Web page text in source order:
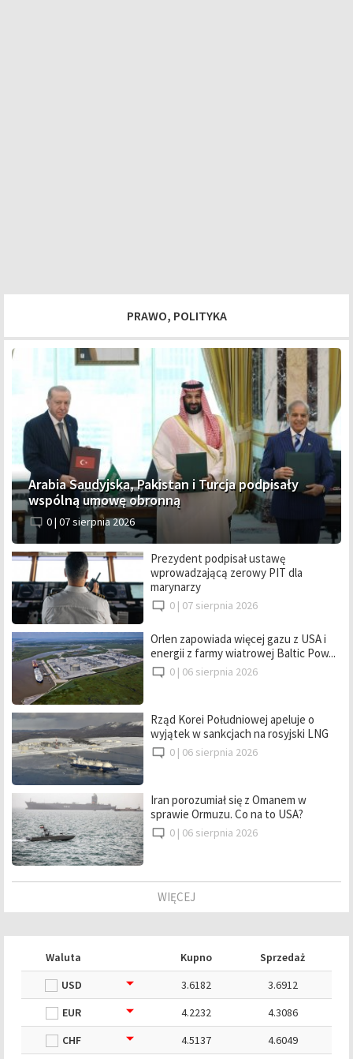
PRAWO, POLITYKA
Arabia Saudyjska, Pakistan i Turcja podpisały
wspólną umowę obronną
0 | 07 sierpnia 2026
Prezydent podpisał ustawę
wprowadzającą zerowy PIT dla
marynarzy
0 | 07 sierpnia 2026
Orlen zapowiada więcej gazu z USA i
energii z farmy wiatrowej Baltic Pow...
0 | 06 sierpnia 2026
Rząd Korei Południowej apeluje o
wyjątek w sankcjach na rosyjski LNG
0 | 06 sierpnia 2026
Iran porozumiał się z Omanem w
sprawie Ormuzu. Co na to USA?
0 | 06 sierpnia 2026
WIĘCEJ
Waluta Kupno
Sprzedaż
USD
3.6182
3.6912
EUR
4.2232
4.3086
CHF
4.5137
4.6049